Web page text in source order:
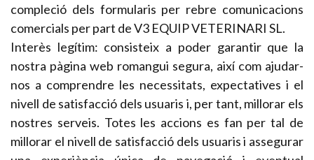
compleció dels formularis per rebre comunicacions
comercials per part de V3 EQUIP VETERINARI SL.
Interès legítim: consisteix a poder garantir que la
nostra pàgina web romangui segura, així com ajudar-
nos a comprendre les necessitats, expectatives i el
nivell de satisfacció dels usuaris i, per tant, millorar els
nostres serveis. Totes les accions es fan per tal de
millorar el nivell de satisfacció dels usuaris i assegurar